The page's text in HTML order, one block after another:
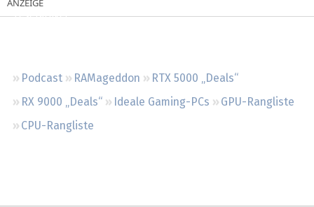
Leserartikel
Podcast RAMageddon
RTX 5000 „Deals“
RX 9000 „Deals“
Ideale Gaming-PCs
GPU-Rangliste
CPU-Rangliste